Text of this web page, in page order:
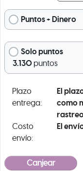
Puntos + Dinero
Solo puntos
3.130 puntos
Plazo
entrega:
El
como
Costo
envío:
El